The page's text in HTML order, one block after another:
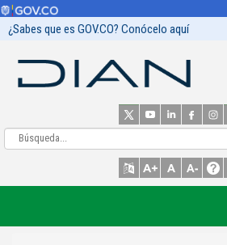
¿Sabes que es GOV.CO? Conócelo aquí